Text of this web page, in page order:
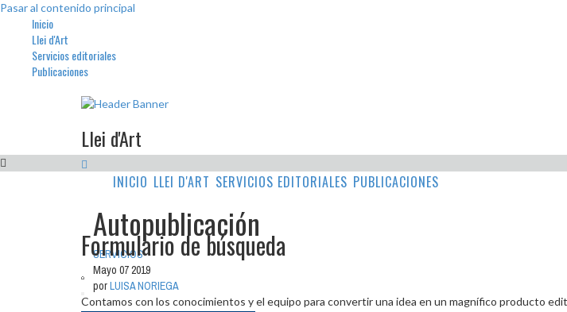
Pasar al contenido principal
Inicio
Llei d'Art
Servicios editoriales
Publicaciones
Llei d'Art
INICIO LLEI D'ART SERVICIOS EDITORIALES PUBLICACIONES
Formulario de búsqueda
Autopublicación
SERVICIOS
Mayo 07 2019
porLUISA NORIEGA
Contamos con los conocimientos y el equipo para convertir una idea en un magnífico producto